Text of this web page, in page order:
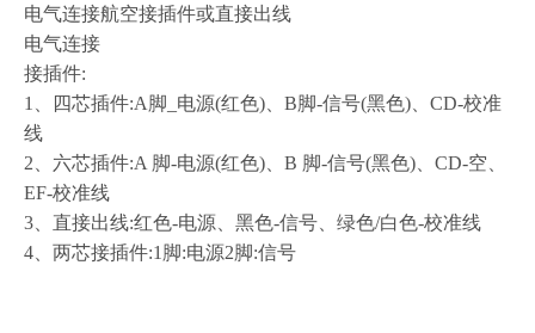
电气连接航空接插件或直接出线
电气连接
接插件:
1、四芯插件:A脚_电源(红色)、B脚-信号(黑色)、CD-校准
线
2、六芯插件:A 脚-电源(红色)、B 脚-信号(黑色)、CD-空、
EF-校准线
3、直接出线:红色-电源、黑色-信号、绿色/白色-校准线
4、两芯接插件:1脚:电源2脚:信号